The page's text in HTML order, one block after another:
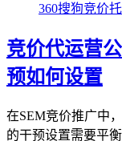
360搜狗竞价
竞价代运营
预如何设置
在SEM竞价推广中
的干预设置需要平